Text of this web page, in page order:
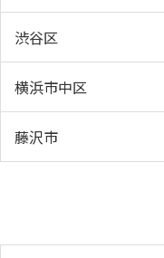
渋谷区
横浜市中区
藤沢市